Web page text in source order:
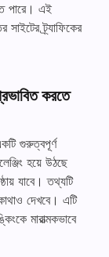
পারে। এই
ট্র্যাফিকের
করতে
গুরুত্বপূর্ণ
হয়ে উঠছে
যাবে। তথ্যটি
দেখবে। এটি
মারাত্মকভাবে